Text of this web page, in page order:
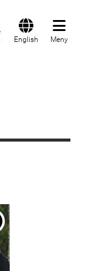
English Meny